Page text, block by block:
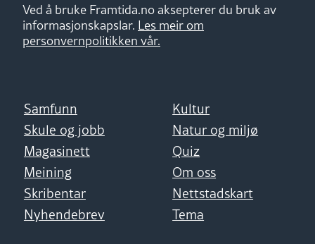
Ved å bruke Framtida.no aksepterer du bruk av
informasjonskapslar. Les meir om
personvernpolitikken vår.
Samfunn
Kultur
Skule og jobb
Natur og miljø
Magasinett
Quiz
Meining
Om oss
Skribentar
Nettstadskart
Nyhendebrev
Tema